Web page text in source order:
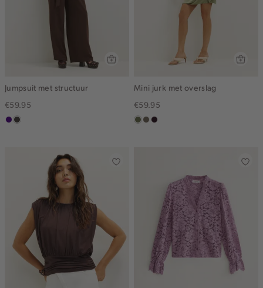
Jumpsuit met structuur
€59.95
indigochoco
Mini jurk met overslag
€59.95
groen,
middenbruin
bordeaux,